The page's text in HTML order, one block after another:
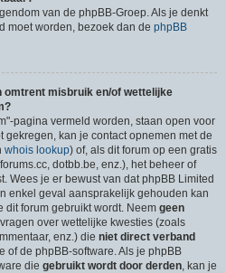
van de phpBB-Groep. Als je denkt
moet worden, bezoek dan de phpBB
omtrent misbruik en/of wettelijke
pagina vermeld worden, staan open voor
gekregen, kan je contact opnemen met de
whois lookup) of, als dit forum op een gratis
dotbb.be, enz.), het beheer of
Wees je er bewust van dat phpBB Limited
enkel geval aansprakelijk gehouden kan
dit forum gebruikt wordt. Neem geen
over wettelijke kwesties (zoals
enz.) die niet direct verband
of de phpBB-software. Als je phpBB
die gebruikt wordt door derden, kan je